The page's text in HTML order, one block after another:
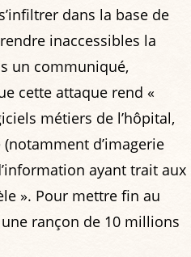
dans la base de
inaccessibles la
un communiqué,
cette attaque rend «
métiers de l’hôpital,
d’imagerie
ayant trait aux
». Pour mettre fin au
rançon de 10 millions